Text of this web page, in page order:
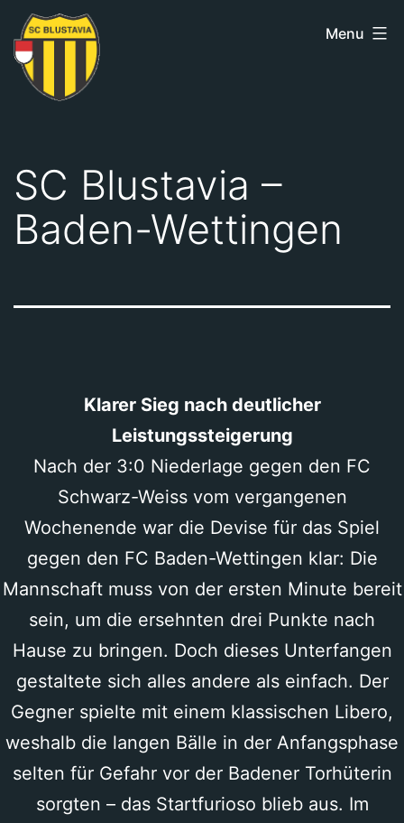
Skip
to
content
SC
Blustavia
Menu
SC Blustavia –
Baden-Wettingen
Klarer Sieg nach deutlicher
Leistungssteigerung
Nach der 3:0 Niederlage gegen den FC
Schwarz-Weiss vom vergangenen
Wochenende war die Devise für das Spiel
gegen den FC Baden-Wettingen klar: Die
Mannschaft muss von der ersten Minute bereit
sein, um die ersehnten drei Punkte nach
Hause zu bringen. Doch dieses Unterfangen
gestaltete sich alles andere als einfach. Der
Gegner spielte mit einem klassischen Libero,
weshalb die langen Bälle in der Anfangsphase
selten für Gefahr vor der Badener Torhüterin
sorgten – das Startfurioso blieb aus. Im